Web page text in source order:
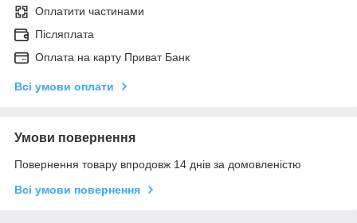
Оплатити частинами
Післяплата
Оплата на карту Приват Банк
Всі умови оплати
Умови повернення
Повернення товару впродовж 14 днів за домовленістю
Всі умови повернення